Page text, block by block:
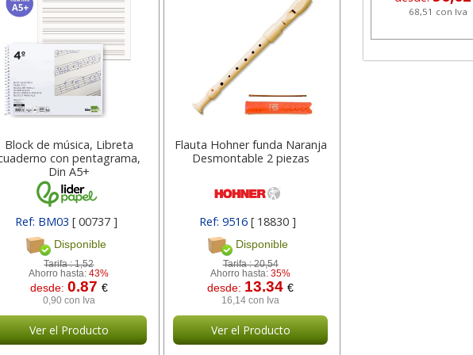
Block de música, Libreta
con pentagrama,
Din A5+
Ref: BM03[ 00737 ]
Disponible
Tarifa :1,52
Ahorro hasta:43%
desde: 0.87 €
0,90 con Iva
Ver el Producto
Flauta Hohner funda Naranja
Desmontable 2 piezas
Ref: 9516[ 18830 ]
Disponible
Tarifa :20,54
Ahorro hasta: 35%
desde: 13.34 €
16,14 con Iva
Ver el Producto
17,99 con Iva 45,82 con Iva 68,51 con Iva
HP 950XL - Cartucho
para Officejet Pro 8600
negro
desde:
68,51 con Iva
Goma de borrar
moldeable maleable
para carboncillo o
grafito
desde:0,89
1,08 con Iva